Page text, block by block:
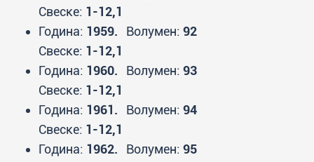
Свеске: 1-12,1
Година: 1959. Волумен: 92
Свеске: 1-12,1
Година: 1960. Волумен: 93
Свеске: 1-12,1
Година: 1961. Волумен: 94
Свеске: 1-12,1
Година: 1962. Волумен: 95